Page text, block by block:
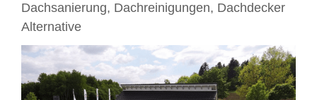
Dachsanierung, Dachreinigungen, Dachdecker
Alternative